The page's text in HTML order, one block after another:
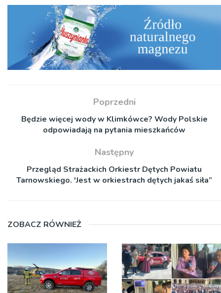
Poprzedni
Będzie więcej wody w Klimkówce? Wody Polskie
odpowiadają na pytania mieszkańców
Następny
Przegląd Strażackich Orkiestr Dętych Powiatu
Tarnowskiego. 'Jest w orkiestrach dętych jakaś siła”
ZOBACZ RÓWNIEŻ